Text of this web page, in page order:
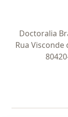
Doctoralia
Rua Visconde